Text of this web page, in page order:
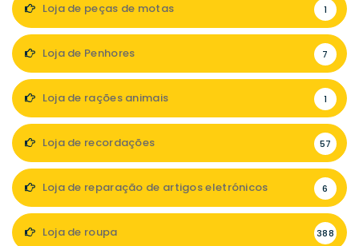
Loja de peças de motas 1
Loja de Penhores 7
Loja de rações animais 1
Loja de recordações 57
Loja de reparação de artigos eletrónicos 6
Loja de roupa 388